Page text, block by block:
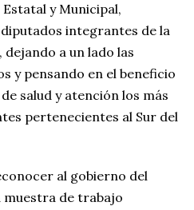
y Municipal,
integrantes de la
a un lado las
y pensando en el beneficio
salud y atención los más
pertenecientes al Sur del
al gobierno del
muestra de trabajo